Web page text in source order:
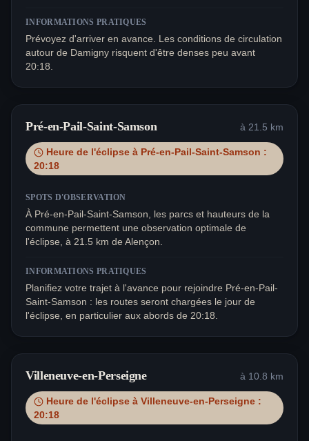
INFORMATIONS PRATIQUES
Prévoyez d'arriver en avance. Les conditions de circulation
autour de Damigny risquent d'être denses peu avant
20:18.
Pré-en-Pail-Saint-Samson à 21.5 km
Heure de l'éclipse à Pré-en-Pail-Saint-Samson :
20:18
SPOTS D'OBSERVATION
À Pré-en-Pail-Saint-Samson, les parcs et hauteurs de la
commune permettent une observation optimale de
l'éclipse, à 21.5 km de Alençon.
INFORMATIONS PRATIQUES
Planifiez votre trajet à l'avance pour rejoindre Pré-en-Pail-
Saint-Samson : les routes seront chargées le jour de
l'éclipse, en particulier aux abords de 20:18.
Villeneuve-en-Perseigne à 10.8 km
Heure de l'éclipse à Villeneuve-en-Perseigne :
20:18